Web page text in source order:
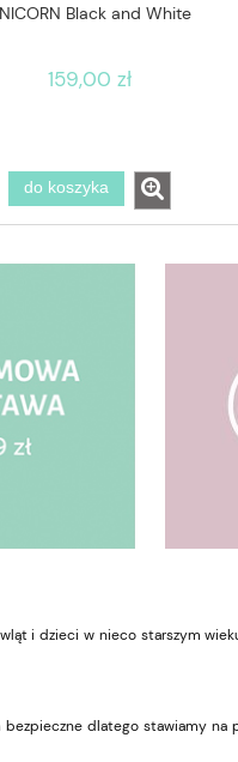
Black and White
159,00 zł
do koszyka
i dzieci w nieco starszym
dlatego stawiamy na